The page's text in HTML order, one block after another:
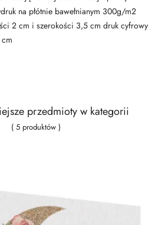
na płótnie bawełnianym 300g/m2
2 cm i szerokości 3,5 cm druk cyfrowy
przedmioty w kategorii
( 5 produktów )